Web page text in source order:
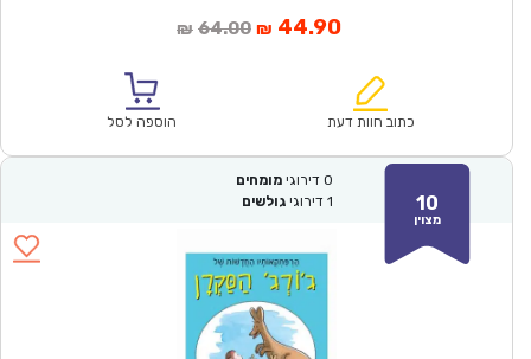
₪ 64.00המחיר
₪64.00.
₪ 44.90המחיר
הוא:
כתוב חוות דעת הוספה לסל
10
מצוין
0 דירוגי מומחים
1 דירוגי גולשים